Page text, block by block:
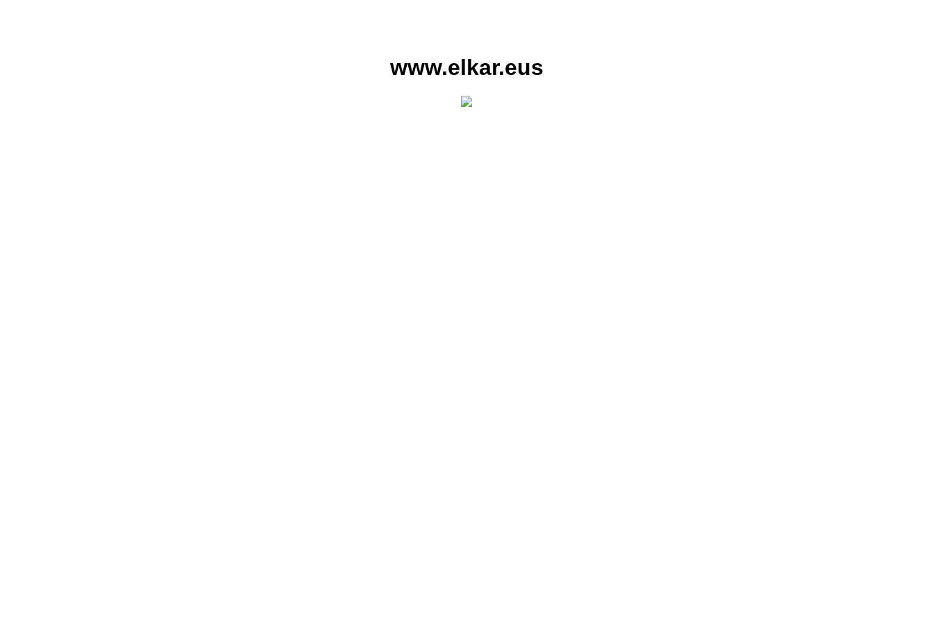
www.elkar.eus